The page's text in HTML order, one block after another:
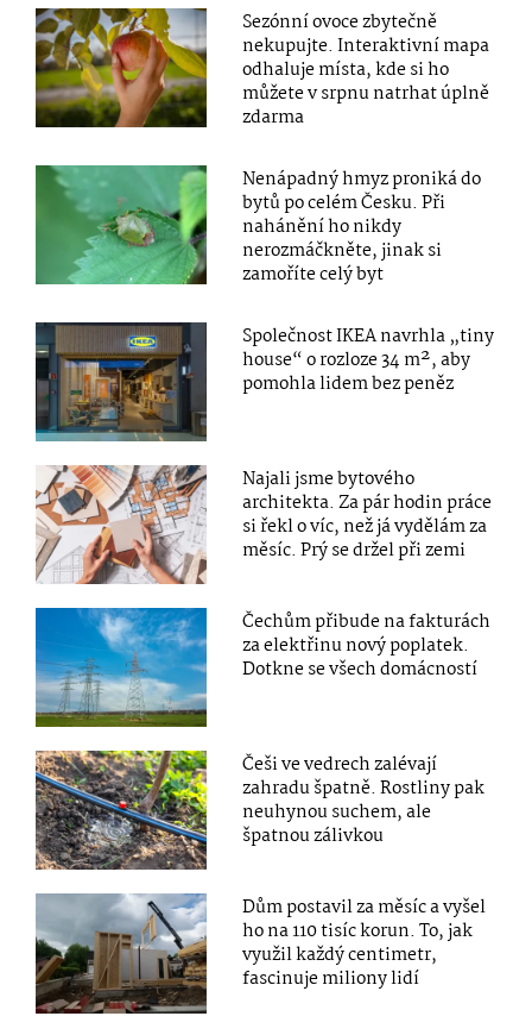
Sezónní ovoce zbytečně
nekupujte. Interaktivní mapa
odhaluje místa, kde si ho
můžete v srpnu natrhat úplně
zdarma
Nenápadný hmyz proniká do
bytů po celém Česku. Při
nahánění ho nikdy
nerozmáčkněte, jinak si
zamoříte celý byt
Společnost IKEA navrhla „tiny
house“ o rozloze 34 m², aby
pomohla lidem bez peněz
Najali jsme bytového
architekta. Za pár hodin práce
si řekl o víc, než já vydělám za
měsíc. Prý se držel při zemi
Čechům přibude na fakturách
za elektřinu nový poplatek.
Dotkne se všech domácností
Češi ve vedrech zalévají
zahradu špatně. Rostliny pak
neuhynou suchem, ale
špatnou zálivkou
Dům postavil za měsíc a vyšel
ho na 110 tisíc korun. To, jak
využil každý centimetr,
fascinuje miliony lidí